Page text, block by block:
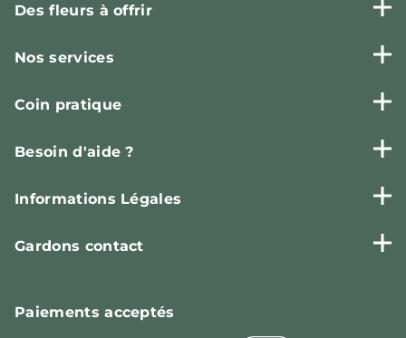
Des fleurs à offrir
Nos services
Coin pratique
Besoin d'aide ?
Informations Légales
Gardons contact
Paiementsacceptés